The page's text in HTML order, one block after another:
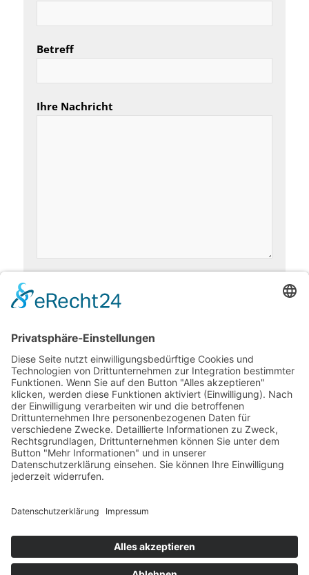
Betreff
Ihre Nachricht
und Gelb mischt?
Ich bin mit der Speicherung und Verarbeitung
meiner Daten zum Zweck meiner Anfrage
einverstanden. Meine Daten werden nicht an Dritte
weitergegeben. Meine Einwilligung kann ich jederzeit
widerrufen. Die Datenschutzhinweise habe ich zur
Kenntnis genommen. *